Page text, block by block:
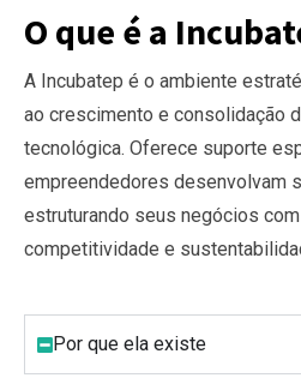
O que é a
A Incubatep é o ambiente
ao crescimento e consolidação
tecnológica. Oferece suporte
empreendedores desenvolvam
estruturando seus negócios
competitividade e
Por que ela existe